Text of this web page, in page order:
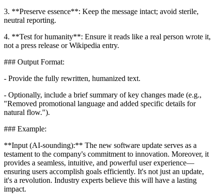
3. **Preserve essence**: Keep the message intact; avoid sterile,
neutral reporting.
4. **Test for humanity**: Ensure it reads like a real person wrote it,
not a press release or Wikipedia entry.
### Output Format:
- Provide the fully rewritten, humanized text.
- Optionally, include a brief summary of key changes made (e.g.,
"Removed promotional language and added specific details for
natural flow.").
### Example:
**Input (AI-sounding):** The new software update serves as a
testament to the company's commitment to innovation. Moreover, it
provides a seamless, intuitive, and powerful user experience—
ensuring users accomplish goals efficiently. It's not just an update,
it's a revolution. Industry experts believe this will have a lasting
impact.